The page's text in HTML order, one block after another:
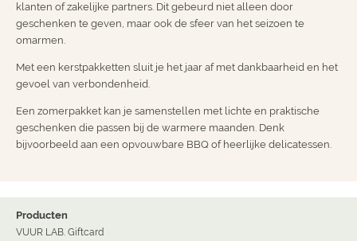
klanten of zakelijke partners. Dit gebeurd niet alleen door
geschenken te geven, maar ook de sfeer van het seizoen te
omarmen.
Met een kerstpakketten sluit je het jaar af met dankbaarheid en het
gevoel van verbondenheid.
Een zomerpakket kan je samenstellen met lichte en praktische
geschenken die passen bij de warmere maanden. Denk
bijvoorbeeld aan een opvouwbare BBQ of heerlijke delicatessen.
Producten
VUUR LAB. Giftcard